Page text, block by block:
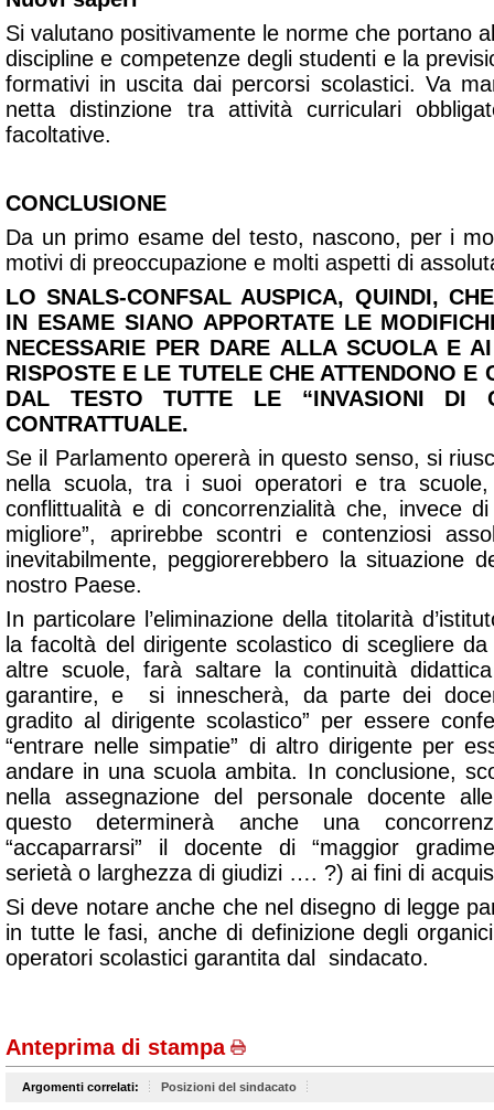
Si valutano positivamente le norme che portano
discipline e competenze degli studenti e la
formativi in uscita dai percorsi scolastici. Va
netta distinzione tra attività curriculari
facoltative.
CONCLUSIONE
Da un primo esame del testo, nascono, per i
motivi di preoccupazione e molti aspetti di
LO SNALS-CONFSAL AUSPICA, QUINDI,
IN ESAME SIANO APPORTATE LE
NECESSARIE PER DARE ALLA SCUOLA E
RISPOSTE E LE TUTELE CHE ATTENDONO E
DAL TESTO TUTTE LE “INVASIONI DI
CONTRATTUALE.
Se il Parlamento opererà in questo senso, si
nella scuola, tra i suoi operatori e tra
conflittualità e di concorrenzialità che, invece
migliore”, aprirebbe scontri e contenziosi
inevitabilmente, peggiorerebbero la situazione
nostro Paese.
In particolare l’eliminazione della titolarità
la facoltà del dirigente scolastico di scegliere
altre scuole, farà saltare la continuità
garantire, e si innescherà, da parte dei
gradito al dirigente scolastico” per essere
“entrare nelle simpatie” di altro dirigente per
andare in una scuola ambita. In conclusione,
nella assegnazione del personale docente
questo determinerà anche una
“accaparrarsi” il docente di “maggior
serietà o larghezza di giudizi …. ?) ai fini di
Si deve notare anche che nel disegno di legge
in tutte le fasi, anche di definizione degli
operatori scolastici garantita dal sindacato.
Anteprima di stampa
Argomenti correlati: Posizioni del sindacato